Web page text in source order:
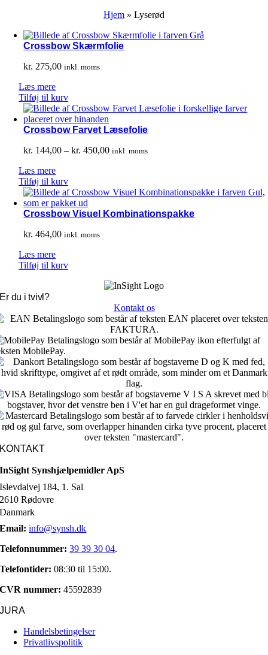
Hjem » Lyserød
Crossbow Skærmfolie
kr. 275,00 inkl. moms
Læs mere
Tilføj til kurv
Crossbow Farvet Læsefolie
kr. 144,00 – kr. 450,00Prisinterval:
inkl. moms
Læs mere
Tilføj til kurv
Crossbow Visuel Kombinationspakke
kr. 464,00 inkl. moms
Læs mere
Tilføj til kurv
Er du i tvivl?
Kontakt os
KONTAKT
InSight Synshjælpemidler ApS
Islevdalvej 184, 1. Sal
2610 Rødovre
Danmark
Email: info@synsh.dk
Telefonnummer: 39 39 30 04.
Telefontider: 08:30 til 15:00.
CVR nummer: 45592839
JURA
Handelsbetingelser
Privatlivspolitik